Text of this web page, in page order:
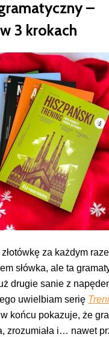
–
3 krokach
za każdym
słówka, ale ta
drugie sanie z
uwielbiam serię
końcu pokazuje, że
zrozumiała i… nawet